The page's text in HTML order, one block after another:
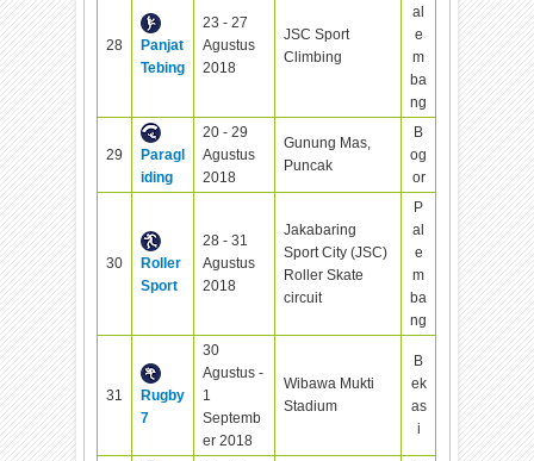
28
Panjat
Tebing
23 - 27
Agustus
2018
JSC Sport
Climbing
al
e
m
ba
ng
29
Paragl
iding
20 - 29
Agustus
2018
Gunung Mas,
Puncak
B
og
or
30
Roller
Sport
28 - 31
Agustus
2018
Jakabaring
Sport City (JSC)
Roller Skate
circuit
P
al
e
m
ba
ng
31
Rugby
7
30
Agustus -
1
Septemb
er 2018
Wibawa Mukti
Stadium
B
ek
as
i